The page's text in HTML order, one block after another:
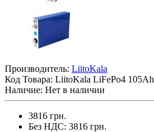
Производитель: LiitoKala
Код Товара: LiitoKala LiFePo4 105Ah
Наличие: Нет в наличии
3816 грн.
Без НДС: 3816 грн.